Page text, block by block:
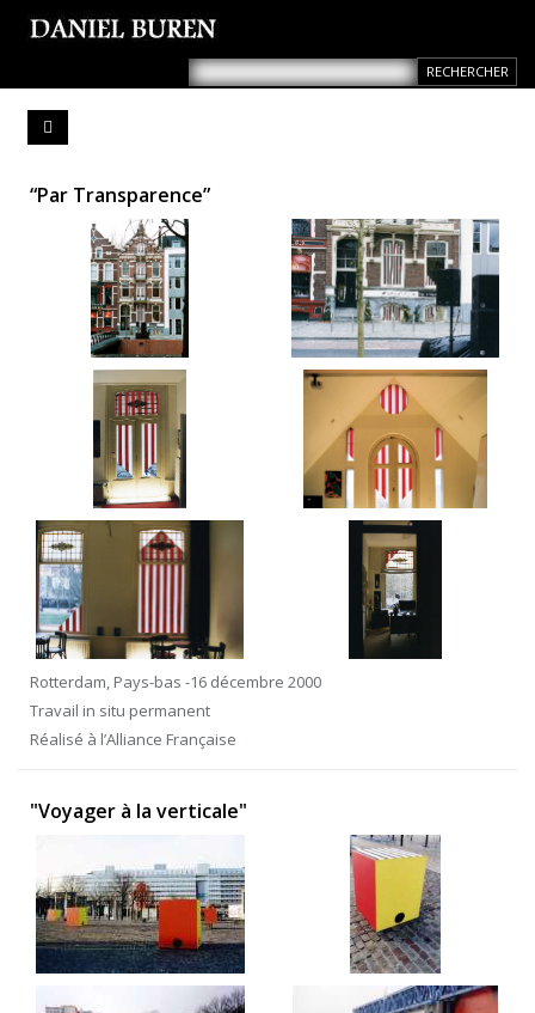
“Par Transparence”
Rotterdam, Pays-bas -16 décembre 2000
Travail in situ permanent
Réalisé à l’Alliance Française
"Voyager à la verticale"